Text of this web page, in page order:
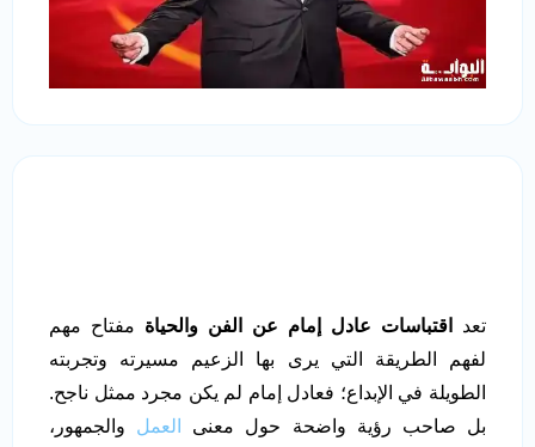
تعد اقتباسات عادل إمام عن الفن والحياة مفتاح مهم
لفهم الطريقة التي يرى بها الزعيم مسيرته وتجربته
الطويلة في الإبداع؛ فعادل إمام لم يكن مجرد ممثل ناجح.
بل صاحب رؤية واضحة حول معنى
العمل والجمهور،